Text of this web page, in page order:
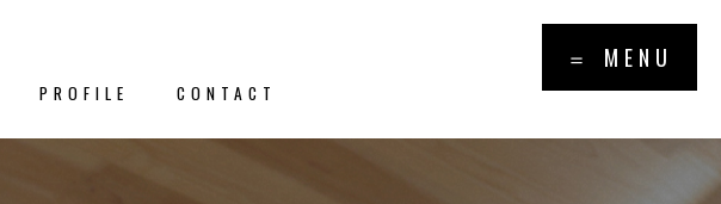
＝ MENU
PROFILE CONTACT ×
新着情報・トピッ